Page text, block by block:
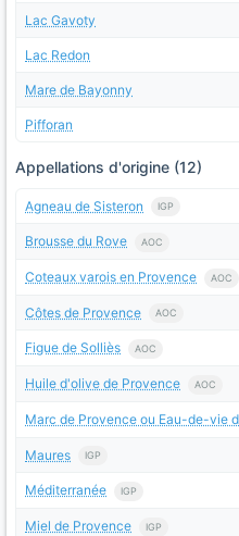
Lac Gavoty
Lac Redon
Mare de Bayonny
Pifforan
Appellations d'origine (12)
Agneau de Sisteron IGP
Brousse du Rove AOC
Coteaux varois en Provence AOC
Côtes de Provence AOC
Figue de Solliès AOC
Huile d'olive de Provence AOC
Marc de Provence ou Eau-de-vie
Maures IGP
Méditerranée IGP
Miel de Provence IGP